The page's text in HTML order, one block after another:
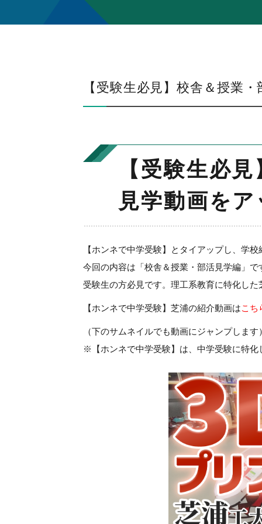
【受験生必見】校舎＆授業
【受験生必
見学動画を
【ホンネで中学受験】とタイアップし、学
今回の内容は「校舎＆授業・部活見学編」で
受験生の方必見です。理工系教育に特化し
【ホンネで中学受験】芝浦の紹介動画はこち
（下のサムネイルでも動画にジャンプします
※【ホンネで中学受験】は、中学受験に特化